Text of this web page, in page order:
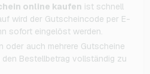
online kaufen ist schnell
wird der Gutscheincode per E-
sofort eingelöst werden.
oder auch mehrere Gutscheine
Bestellbetrag vollständig zu